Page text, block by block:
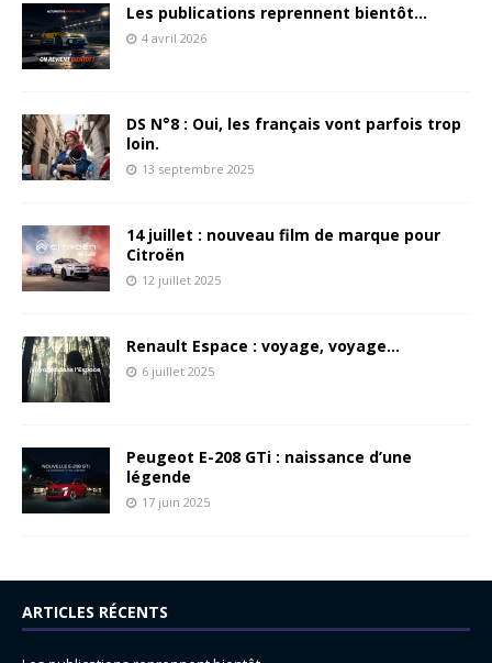
Les publications reprennent bientôt…
4 avril 2026
DS N°8 : Oui, les français vont parfois trop
loin.
13 septembre 2025
14 juillet : nouveau film de marque pour
Citroën
12 juillet 2025
Renault Espace : voyage, voyage…
6 juillet 2025
Peugeot E-208 GTi : naissance d’une
légende
17 juin 2025
ARTICLES RÉCENTS